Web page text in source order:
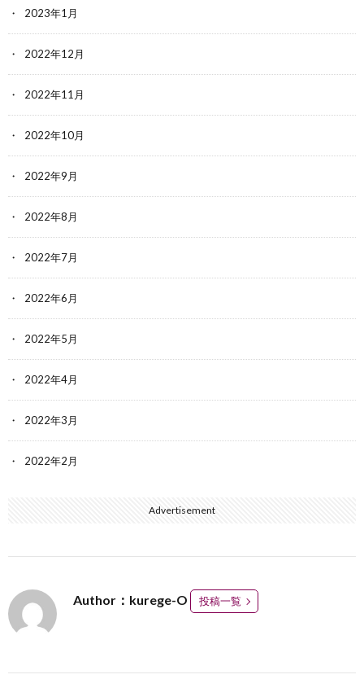
2023年1月
2022年12月
2022年11月
2022年10月
2022年9月
2022年8月
2022年7月
2022年6月
2022年5月
2022年4月
2022年3月
2022年2月
Advertisement
Author：kurege-O 投稿一覧